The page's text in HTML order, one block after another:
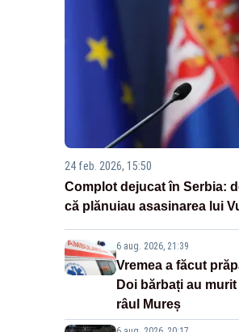
24 feb. 2026, 15:50
Complot dejucat în Serbia:
că plănuiau asasinarea lui
6 aug. 2026, 21:39
Vremea a făcut
Doi bărbați au
râul Mureș